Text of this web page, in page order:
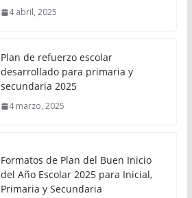
4 abril, 2025
Plan de refuerzo escolar
desarrollado para primaria y
secundaria 2025
4 marzo, 2025
Formatos de Plan del Buen Inicio
del Año Escolar 2025 para Inicial,
Primaria y Secundaria